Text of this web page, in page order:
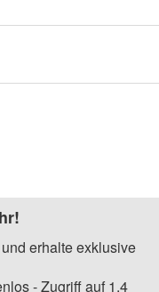
erhalte exklusive
- Zugriff auf 1,4